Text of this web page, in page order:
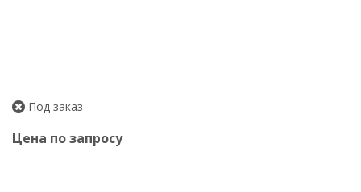
Под заказ
Цена по запросу